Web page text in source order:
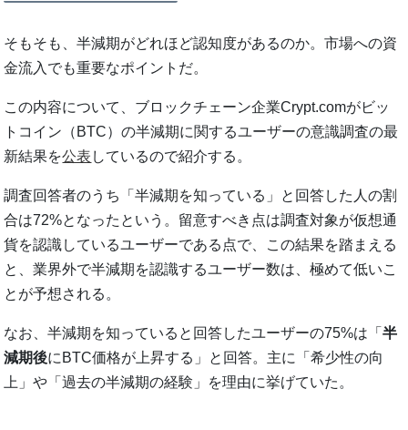
そもそも、半減期がどれほど認知度があるのか。市場への資
金流入でも重要なポイントだ。
この内容について、ブロックチェーン企業Crypt.comがビッ
トコイン（BTC）の半減期に関するユーザーの意識調査の最
新結果を公表 しているので紹介する。
調査回答者のうち「半減期を知っている」と回答した人の割
合は72%となったという。留意すべき点は調査対象が仮想通
貨を認識しているユーザーである点で、この結果を踏まえる
と、業界外で半減期を認識するユーザー数は、極めて低いこ
とが予想される。
なお、半減期を知っていると回答したユーザーの75%は「半
減期後にBTC価格が上昇する」と回答。主に「希少性の向
上」や「過去の半減期の経験」を理由に挙げていた。